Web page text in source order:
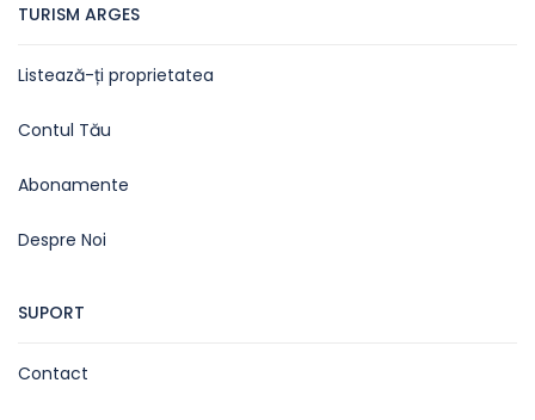
TURISM ARGES
Listează-ți proprietatea
Contul Tău
Abonamente
Despre Noi
SUPORT
Contact